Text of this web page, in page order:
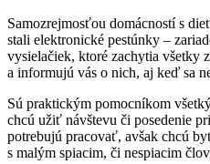
Samozrejmosťou domácností s
stali elektronické pestúnky –
vysielačiek, ktoré zachytia všetky
a informujú vás o nich, aj keď sa
Sú praktickým pomocníkom
chcú užiť návštevu či posedenie
potrebujú pracovať, avšak chcú
s malým spiacim, či nespiacim